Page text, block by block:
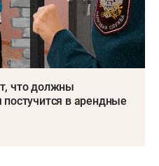
что должны
постучится в арендные